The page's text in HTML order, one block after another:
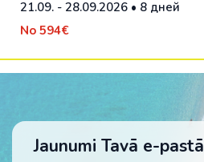
21.09. - 28.09.2026 • 8 дней
No 594€
Jaunumi Tavā e-pastā